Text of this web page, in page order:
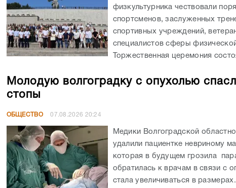
физкультурника чествовали
спортсменов, заслуженных
спортивных учреждений,
специалистов сферы
Торжественная церемония
Молодую волгоградку с опухолью
стопы
ОБЩЕСТВО 07.08.2026 20:24
Медики Волгоградской
удалили пациентке невриному
которая в будущем грозила
обратилась к врачам в связи с
стала увеличиваться в